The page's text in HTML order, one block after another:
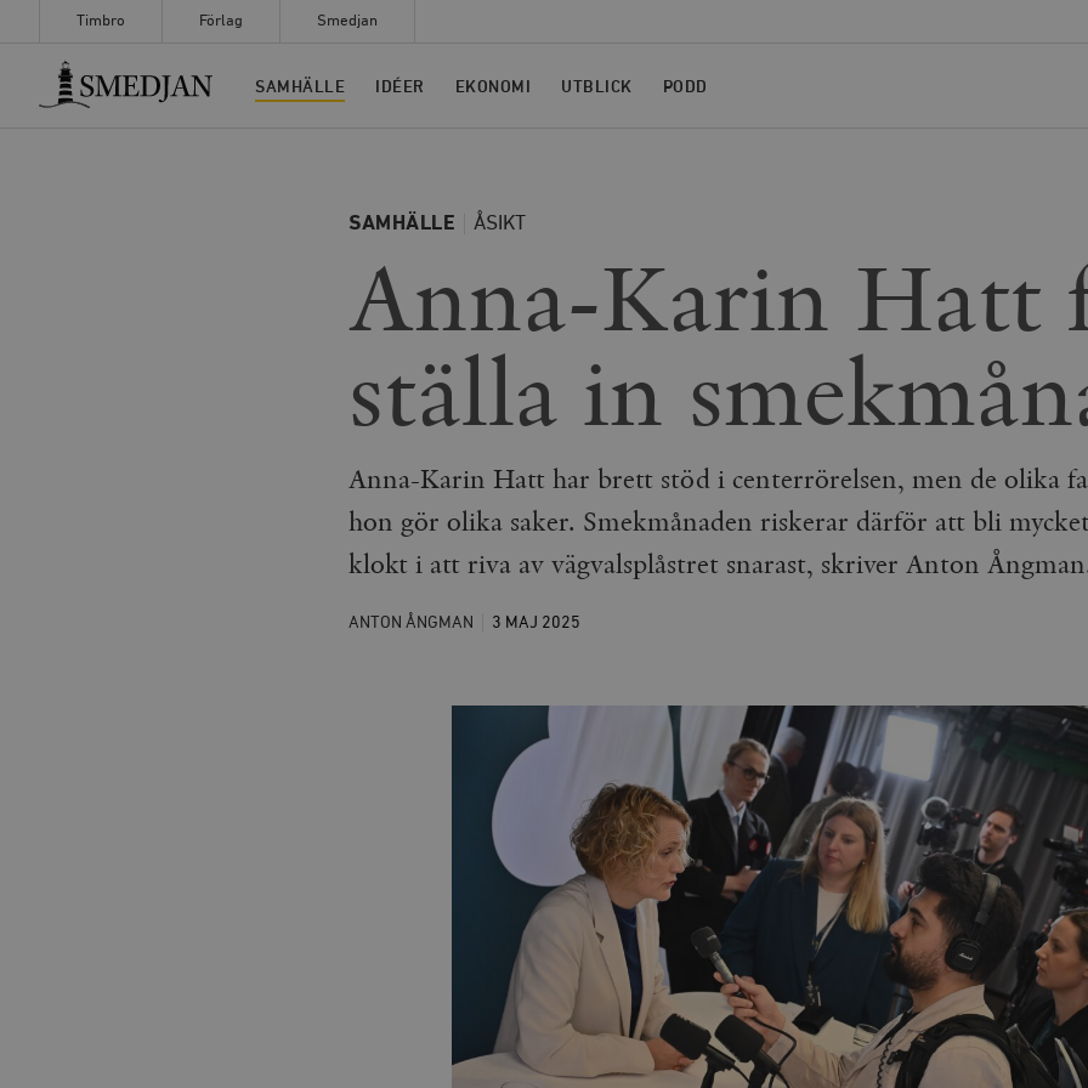
Timbro Förlag Smedjan
Timbro
SAMHÄLLE IDÉER EKONOMI UTBLICK PODD
SAMHÄLLE ÅSIKT
Anna-Karin Hatt
ställa in
Anna-Karin Hatt har brett stöd i centerrörelsen, men de olika
hon gör olika saker. Smekmånaden riskerar därför att bli
klokt i att riva av vägvalsplåstret snarast, skriver Anton
ANTON ÅNGMAN 3 MAJ 2025